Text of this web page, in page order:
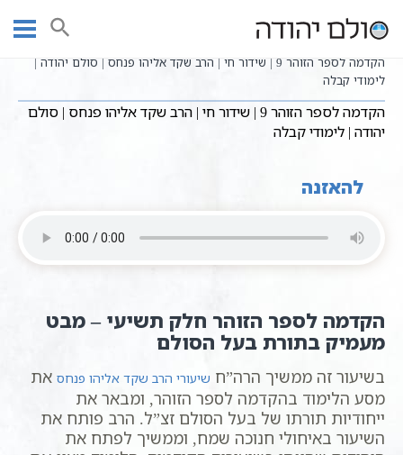
עמוד ראשי שיעורי וידאו
הקדמה לספר הזוהר
שידורים חיים
הקדמה לספר הזוהר 9 | שידור חי | הרב שקד אליהו פנחס | סולם יהודה |
לימודי קבלה
הקדמה לספר הזוהר 9 | שידור חי | הרב שקד אליהו פנחס | סולם
יהודה | לימודי קבלה
להאזנה
הקדמה לספר הזוהר חלק תשיעי – מבט
מעמיק בתורת בעל הסולם
בשיעור זה ממשיך הרה”ח שיעורי הרב שקד אליהו פנחס את
מסע הלימוד בהקדמה לספר הזוהר, ומבאר את
ייחודיות תורתו של בעל הסולם זצ”ל. הרב פותח את
השיעור באיחולי חנוכה שמח, וממשיך לפתח את